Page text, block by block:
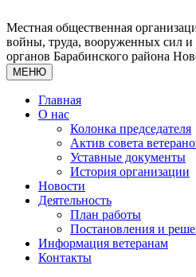
Местная общественная
войны, труда, вооруженных сил и
органов Барабинского района
МЕНЮ
Главная
О нас
Колонка председателя
Актив совета
Уставные документы
История организации
Новости
Деятельность
План работы
Постановления и
Информация ветеранам
Контакты